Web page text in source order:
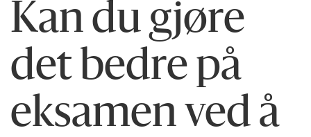
Kan du gjøre
det bedre på
eksamen ved å